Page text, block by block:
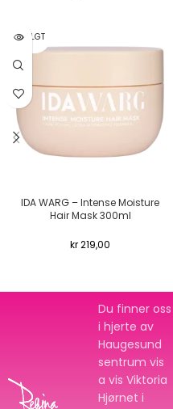
UTSOLGT
IDA WARG – Intense Moisture
Hair Mask 300ml
kr219,00
Du finner oss
i hjerte av
Haugesund
sentrum vis
a vis Viktoria
Hjørnet i